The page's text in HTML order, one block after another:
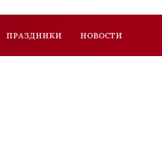
ПРАЗДНИКИ НОВОСТИ